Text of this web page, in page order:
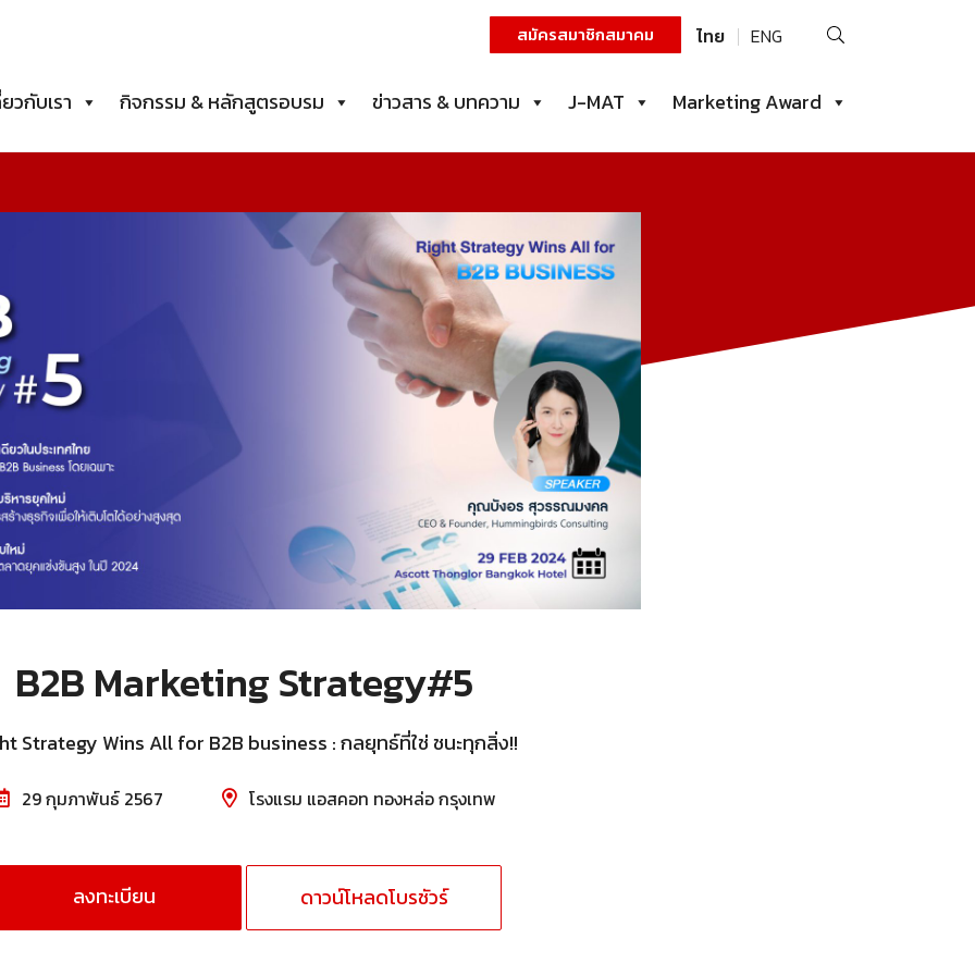
สมัครสมาชิกสมาคม ไทย ENG
ค้นหา
วกับเรา
กิจกรรม & หลักสูตรอบรม ข่าวสาร & บทความ J-MAT Marketing Award
B2B Marketing Strategy#5
Strategy Wins All for B2B business : กลยุทธ์ที่ใช่ ชนะทุกสิ่ง!!
29 กุมภาพันธ์ 2567 โรงแรม แอสคอท ทองหล่อ กรุงเทพ
ลงทะเบียน ดาวน์โหลดโบรชัวร์